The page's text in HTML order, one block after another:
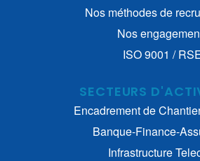
Nos méthodes de
Nos
ISO 9001 /
SECTEURS
Encadrement de
Banque-Finance-
Infrastructure